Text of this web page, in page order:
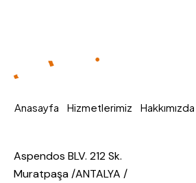
Anasayfa Hizmetlerimiz Hakkımızda
Aspendos BLV. 212 Sk.
Muratpaşa /ANTALYA /